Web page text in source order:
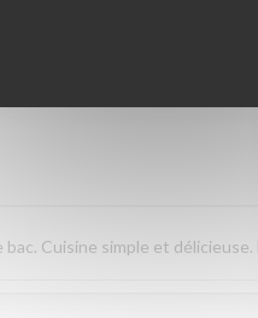
guten Preis
Cuisine simple et